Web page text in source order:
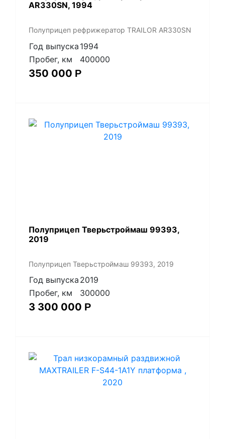
AR330SN, 1994
Полуприцеп рефрижератор TRAILOR AR330SN
Год выпуска 1994
Пробег, км
400000
350 000 Р
Полуприцеп Тверьстроймаш 99393,
2019
Полуприцеп Тверьстроймаш 99393, 2019
Год выпуска 2019
Пробег, км
300000
3 300 000 Р